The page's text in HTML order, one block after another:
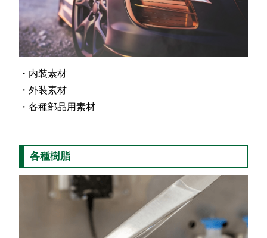
内装素材
外装素材
各種部品用素材
各種樹脂